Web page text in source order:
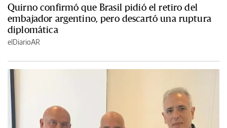
Quirno confirmó que Brasil pidió el retiro del
embajador argentino, pero descartó una ruptura
diplomática
elDiarioAR